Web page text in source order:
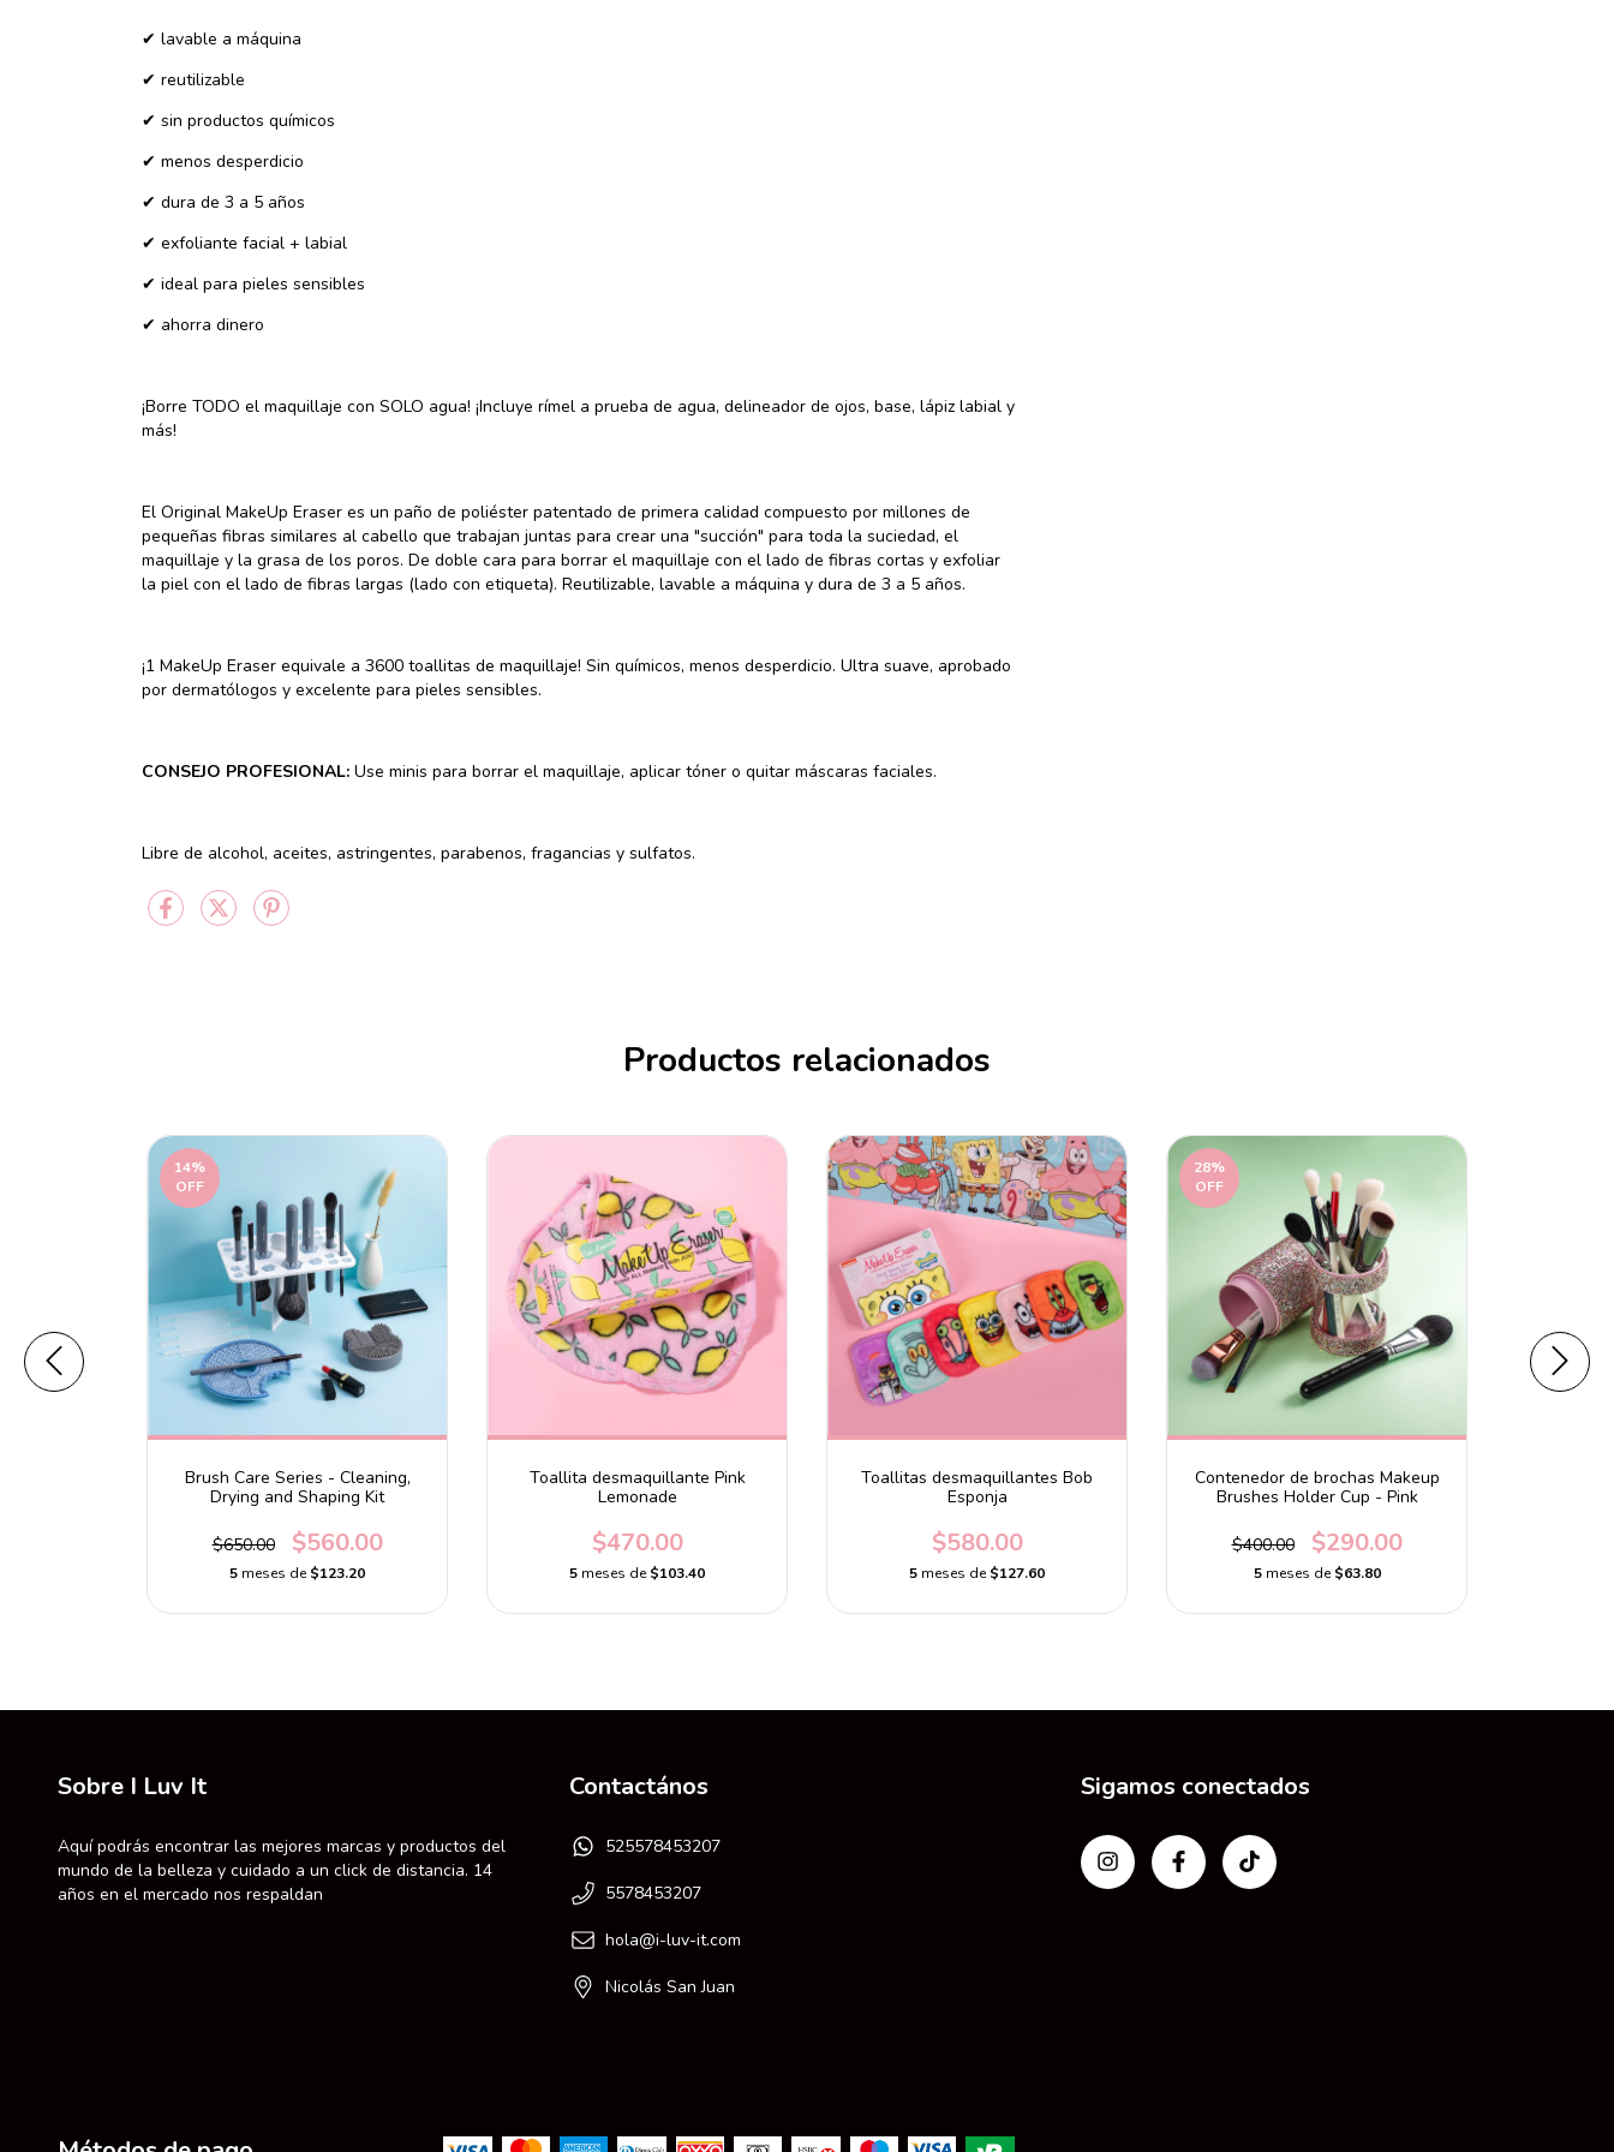
✔ lavable a máquina
✔ reutilizable
✔ sin productos químicos
✔ menos desperdicio
✔ dura de 3 a 5 años
✔ exfoliante facial + labial
✔ ideal para pieles sensibles
✔ ahorra dinero
¡Borre TODO el maquillaje con SOLO agua! ¡Incluye rímel a prueba de agua, delineador de ojos, base, lápiz labial y
más!
El Original MakeUp Eraser es un paño de poliéster patentado de primera calidad compuesto por millones de
pequeñas fibras similares al cabello que trabajan juntas para crear una "succión" para toda la suciedad, el
maquillaje y la grasa de los poros. De doble cara para borrar el maquillaje con el lado de fibras cortas y exfoliar
la piel con el lado de fibras largas (lado con etiqueta). Reutilizable, lavable a máquina y dura de 3 a 5 años.
¡1 MakeUp Eraser equivale a 3600 toallitas de maquillaje! Sin químicos, menos desperdicio. Ultra suave, aprobado
por dermatólogos y excelente para pieles sensibles.
CONSEJO PROFESIONAL: Use minis para borrar el maquillaje, aplicar tóner o quitar máscaras faciales.
Libre de alcohol, aceites, astringentes, parabenos, fragancias y sulfatos.
Productos relacionados
14%
OFF
Brush Care Series - Cleaning,
Drying and Shaping Kit
$650.00 $560.00
5 meses de$123.20
Toallita desmaquillante Pink
Lemonade
$470.00
5 meses de$103.40
Toallitas desmaquillantes Bob
Esponja
$580.00
5 meses de$127.60
28%
OFF
Contenedor de brochas Makeup
Brushes Holder Cup - Pink
$400.00 $290.00
5 meses de$63.80
Sobre I Luv It
Aquí podrás encontrar las mejores marcas y productos del
mundo de la belleza y cuidado a un click de distancia. 14
años en el mercado nos respaldan
Contactános
525578453207
5578453207
hola@i-luv-it.com
Nicolás San Juan
Sigamos conectados